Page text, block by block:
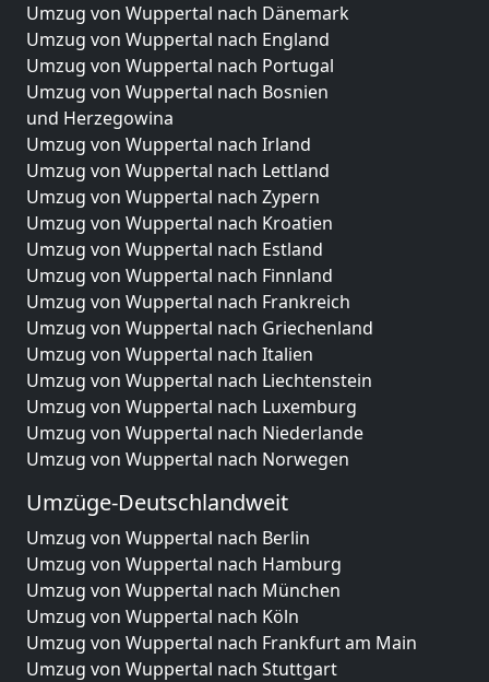
Umzug von Wuppertal nach Dänemark
Umzug von Wuppertal nach England
Umzug von Wuppertal nach Portugal
Umzug von Wuppertal nach Bosnien
und Herzegowina
Umzug von Wuppertal nach Irland
Umzug von Wuppertal nach Lettland
Umzug von Wuppertal nach Zypern
Umzug von Wuppertal nach Kroatien
Umzug von Wuppertal nach Estland
Umzug von Wuppertal nach Finnland
Umzug von Wuppertal nach Frankreich
Umzug von Wuppertal nach Griechenland
Umzug von Wuppertal nach Italien
Umzug von Wuppertal nach Liechtenstein
Umzug von Wuppertal nach Luxemburg
Umzug von Wuppertal nach Niederlande
Umzug von Wuppertal nach Norwegen
Umzüge-Deutschlandweit
Umzug von Wuppertal nach Berlin
Umzug von Wuppertal nach Hamburg
Umzug von Wuppertal nach München
Umzug von Wuppertal nach Köln
Umzug von Wuppertal nach Frankfurt am Main
Umzug von Wuppertal nach Stuttgart